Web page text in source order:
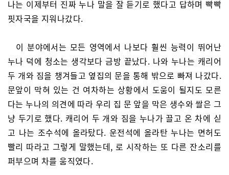
나는 이제부터 진짜 누나 말을 잘 듣기로 했다고 답하며 빡빡
핏자국을 지워나갔다.
이 분야에서는 모든 영역에서 나보다 훨씬 능력이 뛰어난
누나 덕에 청소는 생각보다 금방 끝났다. 나와 누나는 캐리어
두 개와 짐을 챙겨들고 옆집의 문을 통해 밖으로 빠져 나갔다.
문앞이 막혀 있는 건 여차하는 상황에서 도움이 될지도 모른
다는 누나의 의견에 따라 우리 집 문 앞을 막은 생수와 쌀은 그
냥 두기로 했다. 캐리어 두 개와 짐을 누나가 끌고 온 차에 싣
고 나는 조수석에 올라탔다. 운전석에 올라탄 누나는 면허도
빨리 따라고 그렇게 말했는데, 로 시작하는 또 다른 잔소리를
퍼부으며 차를 움직였다.